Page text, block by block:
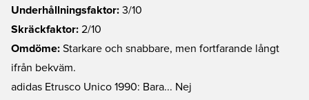
Underhållningsfaktor: 3/10
Skräckfaktor: 2/10
Omdöme: Starkare och snabbare, men fortfarande långt
ifrån bekväm.
adidas Etrusco Unico 1990: Bara... Nej